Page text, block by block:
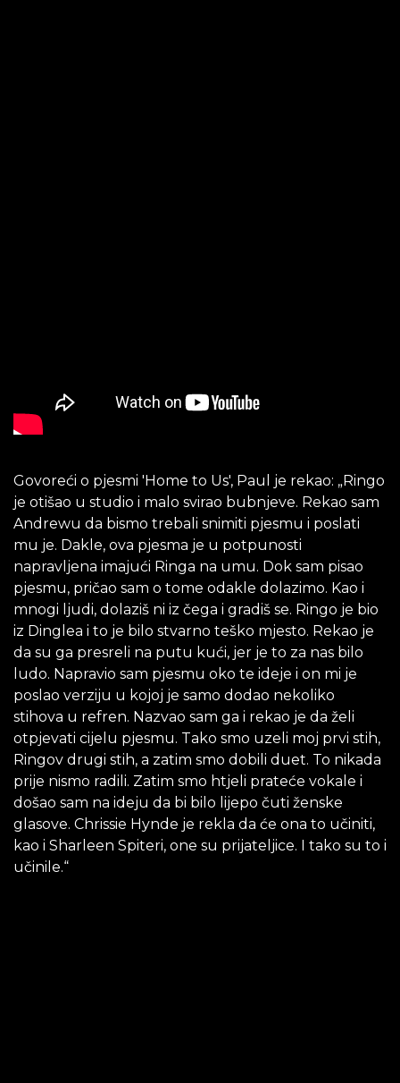
Govoreći o pjesmi 'Home to Us', Paul je rekao: „Ringo
je otišao u studio i malo svirao bubnjeve. Rekao sam
Andrewu da bismo trebali snimiti pjesmu i poslati
mu je. Dakle, ova pjesma je u potpunosti
napravljena imajući Ringa na umu. Dok sam pisao
pjesmu, pričao sam o tome odakle dolazimo. Kao i
mnogi ljudi, dolaziš ni iz čega i gradiš se. Ringo je bio
iz Dinglea i to je bilo stvarno teško mjesto. Rekao je
da su ga presreli na putu kući, jer je to za nas bilo
ludo. Napravio sam pjesmu oko te ideje i on mi je
poslao verziju u kojoj je samo dodao nekoliko
stihova u refren. Nazvao sam ga i rekao je da želi
otpjevati cijelu pjesmu. Tako smo uzeli moj prvi stih,
Ringov drugi stih, a zatim smo dobili duet. To nikada
prije nismo radili. Zatim smo htjeli prateće vokale i
došao sam na ideju da bi bilo lijepo čuti ženske
glasove. Chrissie Hynde je rekla da će ona to učiniti,
kao i Sharleen Spiteri, one su prijateljice. I tako su to i
učinile.“